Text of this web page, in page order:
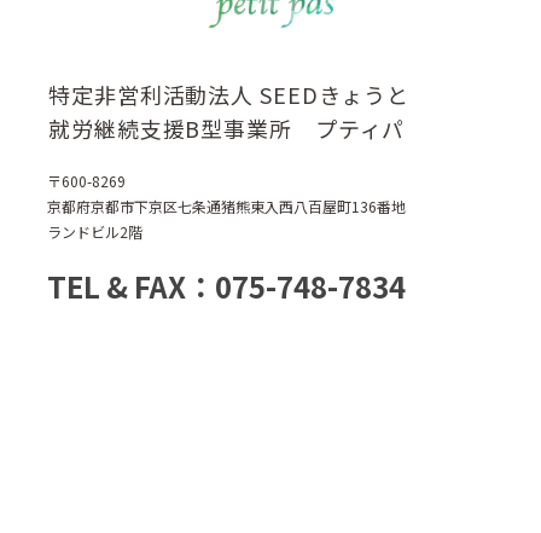
特定非営利活動法人 SEEDきょうと
就労継続支援B型事業所 プティパ
〒600-8269
京都府京都市下京区七条通猪熊東入西八百屋町136番地
ランドビル2階
TEL & FAX：075-748-7834